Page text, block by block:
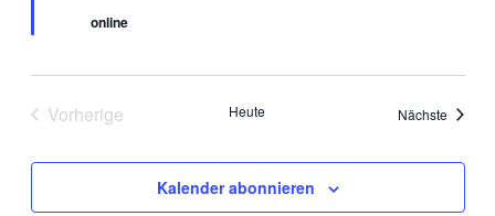
online
Vorherige
Heute Nächste
Kalender abonnieren